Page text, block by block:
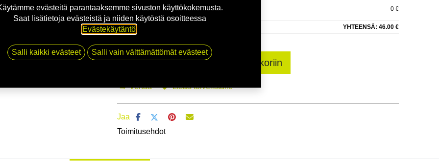
EI ASENNUSTA
0 €
YHTEENSÄ: 46.00 €
Lisää ostoskoriin
Vertaa Lisää toivelistalle
Jaa
Toimitusehdot
evästeitä parantaaksemme sivuston käyttökokemusta.
Saat lisätietoja evästeistä ja niiden käytöstä osoitteessa
Evästekäytäntö.
Salli kaikki evästeet Salli vain välttämättömät evästeet